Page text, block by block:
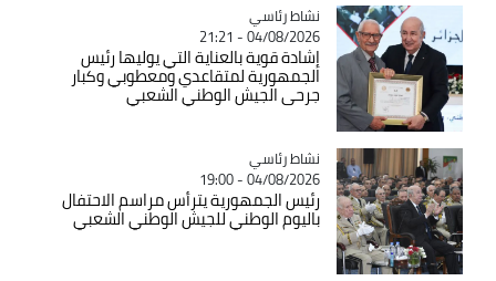
Catégorie
نشاط رئاسي
04/08/2026 - 21:21
إشادة قوية بالعناية التي يوليها رئيس
الجمهورية لمتقاعدي ومعطوبي وكبار
جرحى الجيش الوطني الشعبي
Catégorie
نشاط رئاسي
04/08/2026 - 19:00
رئيس الجمهورية يترأس مراسم الاحتفال
باليوم الوطني للجيش الوطني الشعبي